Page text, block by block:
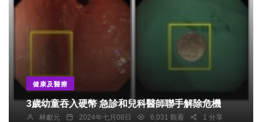
健康及醫療
3歲幼童吞入硬幣 急診和兒科醫師聯手解除危機
林獻元 2024年七月08日 6,031 觀看 1 分享